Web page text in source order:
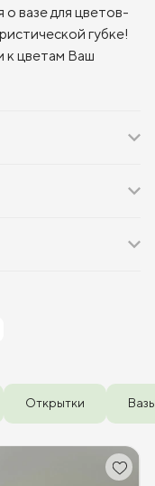
вазе для цветов-
губке!
к цветам Ваш
Открытки